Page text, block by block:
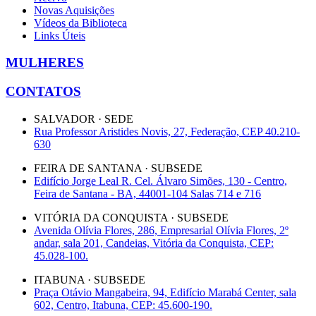
Novas Aquisições
Vídeos da Biblioteca
Links Úteis
MULHERES
CONTATOS
SALVADOR · SEDE
Rua Professor Aristides Novis, 27, Federação, CEP 40.210-
630
FEIRA DE SANTANA · SUBSEDE
Edifício Jorge Leal R. Cel. Álvaro Simões, 130 - Centro,
Feira de Santana - BA, 44001-104 Salas 714 e 716
VITÓRIA DA CONQUISTA · SUBSEDE
Avenida Olívia Flores, 286, Empresarial Olívia Flores, 2º
andar, sala 201, Candeias, Vitória da Conquista, CEP:
45.028-100.
ITABUNA · SUBSEDE
Praça Otávio Mangabeira, 94, Edifício Marabá Center, sala
602, Centro, Itabuna, CEP: 45.600-190.